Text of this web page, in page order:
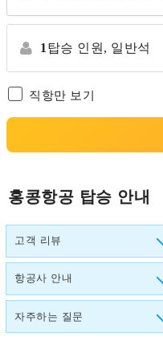
1 탑승 인원, 일반석
직항만 보기
홍콩항공 탑승 안내
고객 리뷰
항공사 안내
자주하는 질문